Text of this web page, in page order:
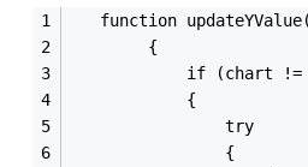
function
        {
if (chart !=
            {
                try
                {